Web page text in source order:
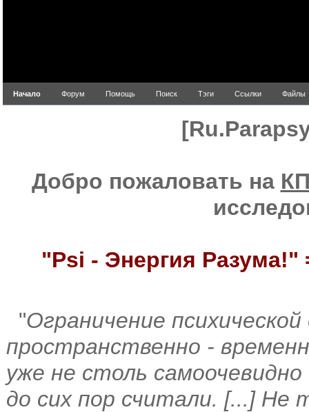
Начало Форум Помощь Поиск Тэги Ссылки Файлы
Добро пожаловать на
"Psi - Энергия
"Ограничение
пространственно -
уже не столь
до сих пор считали. [...] Не